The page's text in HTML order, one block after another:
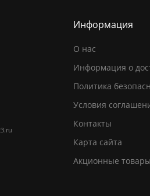
Информация
О нас
Информация о
Политика
Условия
Контакты
Карта сайта
Акционные товары